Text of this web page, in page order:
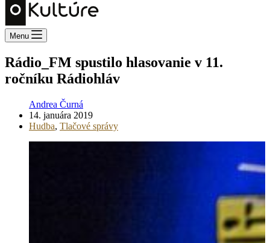
Menu
Rádio_FM spustilo hlasovanie v 11.
ročníku Rádiohláv
Andrea Čurná
14. januára 2019
Hudba, Tlačové správy